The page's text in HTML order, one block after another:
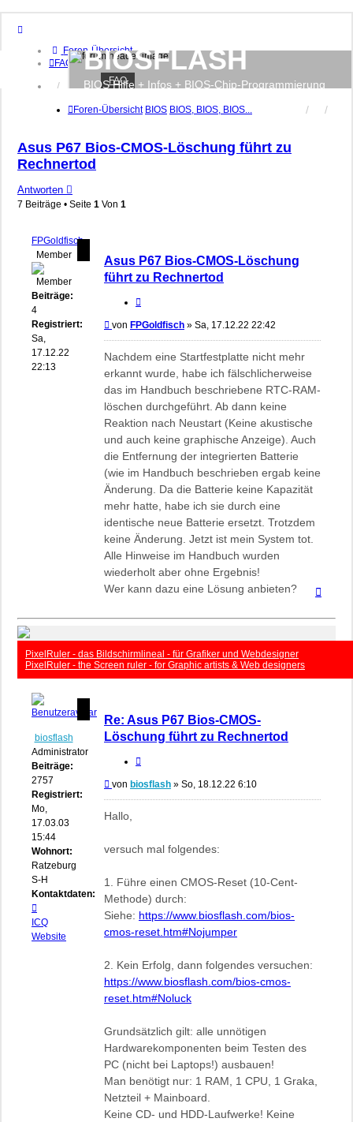
Foren-Übersicht
FAQ
Anmelden
BIOSFLASH
BIOS Hilfe + Infos + BIOS-Chip-Programmierung
FAQ
Foren-Übersicht BIOS BIOS, BIOS, BIOS...
Asus P67 Bios-CMOS-Löschung führt zu
Rechnertod
Antworten
7 Beiträge • Seite 1 Von 1
FPGoldfisch
Member
Beiträge:
4
Registriert:
Sa,
17.12.22
22:13
Asus P67 Bios-CMOS-Löschung
führt zu Rechnertod
Beitrag
von FPGoldfisch » Sa, 17.12.22 22:42
Nachdem eine Startfestplatte nicht mehr
erkannt wurde, habe ich fälschlicherweise
das im Handbuch beschriebene RTC-RAM-
löschen durchgeführt. Ab dann keine
Reaktion nach Neustart (Keine akustische
und auch keine graphische Anzeige). Auch
die Entfernung der integrierten Batterie
(wie im Handbuch beschrieben ergab keine
Änderung. Da die Batterie keine Kapazität
mehr hatte, habe ich sie durch eine
identische neue Batterie ersetzt. Trotzdem
keine Änderung. Jetzt ist mein System tot.
Alle Hinweise im Handbuch wurden
wiederholt aber ohne Ergebnis!
Wer kann dazu eine Lösung anbieten?
PixelRuler - das Bildschirmlineal - für Grafiker und Webdesigner
PixelRuler - the Screen ruler - for Graphic artists & Web designers
biosflash
Administrator
Beiträge:
2757
Registriert:
Mo,
17.03.03
15:44
Wohnort:
Ratzeburg,
S-H
Kontaktdaten:
von
biosflash
ICQ
Website
Re: Asus P67 Bios-CMOS-
Löschung führt zu Rechnertod
Beitrag
von biosflash » So, 18.12.22 6:10
Hallo,
versuch mal folgendes:
1. Führe einen CMOS-Reset (10-Cent-
Methode) durch:
Siehe: https://www.biosflash.com/bios-
cmos-reset.htm#Nojumper
2. Kein Erfolg, dann folgendes versuchen:
https://www.biosflash.com/bios-cmos-
reset.htm#Noluck
Grundsätzlich gilt: alle unnötigen
Hardwarekomponenten beim Testen des
PC (nicht bei Laptops!) ausbauen!
Man benötigt nur: 1 RAM, 1 CPU, 1 Graka,
Netzteil + Mainboard.
Keine CD- und HDD-Laufwerke! Keine